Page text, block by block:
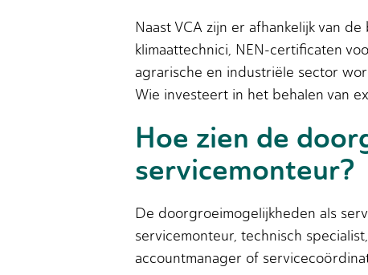
Naast VCA zijn er afhankelijk van
klimaattechnici, NEN-certificaten
agrarische en industriële sector
Wie investeert in het behalen van
Hoe zien de
servicemonteur?
De doorgroeimogelijkheden als
servicemonteur, technisch
accountmanager of